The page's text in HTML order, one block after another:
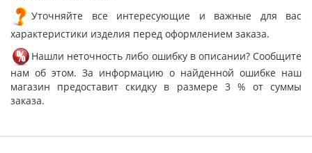
Уточняйте все интересующие и важные для вас
характеристики изделия перед оформлением заказа.
Нашли неточность либо ошибку в описании? Сообщите
нам об этом. За информацию о найденной ошибке наш
магазин предоставит скидку в размере 3 % от суммы
заказа.